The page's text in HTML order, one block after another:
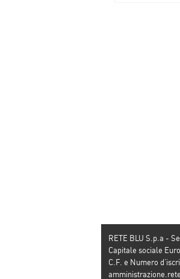
RETE BLU S.p.a -
Capitale sociale
C.F. e Numero